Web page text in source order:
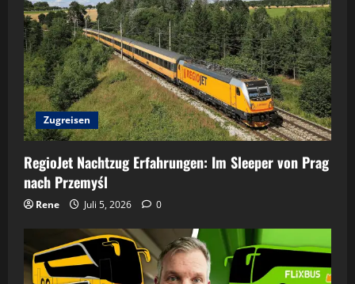
Zugreisen
RegioJet Nachtzug Erfahrungen: Im Sleeper von Prag
nach Przemyśl
Rene Juli 5, 2026 0